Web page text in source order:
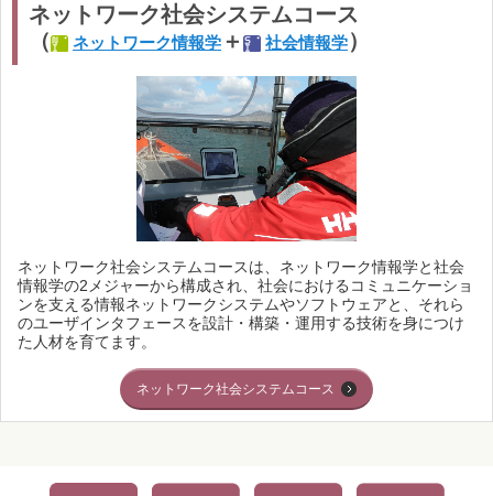
ネットワーク社会システムコース
（
ネットワーク情報学 ＋ 社会情報学）
ネットワーク社会システムコースは、ネットワーク情報学と社会
情報学の2メジャーから構成され、社会におけるコミュニケーショ
ンを支える情報ネットワークシステムやソフトウェアと、それら
のユーザインタフェースを設計・構築・運用する技術を身につけ
た人材を育てます。
ネットワーク社会システムコース